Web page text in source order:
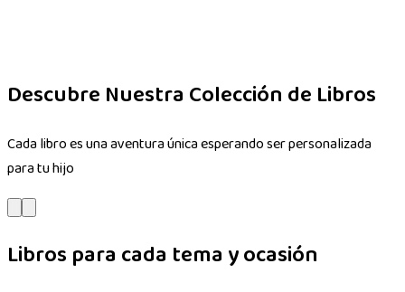
Descubre Nuestra Colección de Libros
Cada libro es una aventura única esperando ser personalizada
para tu hijo
Libros para cada tema y ocasión